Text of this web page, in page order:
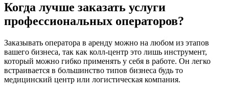
Когда лучше заказать услуги
профессиональных операторов?
Заказывать оператора в аренду можно на любом из этапов
вашего бизнеса, так как колл-центр это лишь инструмент,
который можно гибко применять у себя в работе. Он легко
встраивается в большинство типов бизнеса будь то
медицинский центр или логистическая компания.